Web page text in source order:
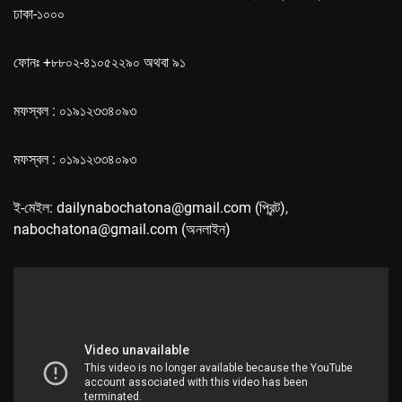
ঢাকা-১০০০
ফোনঃ +৮৮০২-৪১০৫২২৯০ অথবা ৯১
মফস্বল : ০১৯১২৩৩৪০৯৩
মফস্বল : ০১৯১২৩৩৪০৯৩
ই-মেইল: dailynabochatona@gmail.com (প্রিন্ট),
nabochatona@gmail.com (অনলাইন)